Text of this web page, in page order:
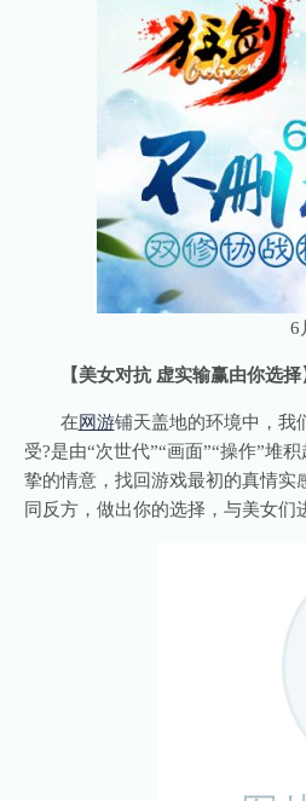
6
【美女对抗 虚实输赢由你选择
在网游铺天盖地的环境中，我
受?是由“次世代”“画面”“操作”堆
挚的情意，找回游戏最初的真情实
同反方，做出你的选择，与美女们